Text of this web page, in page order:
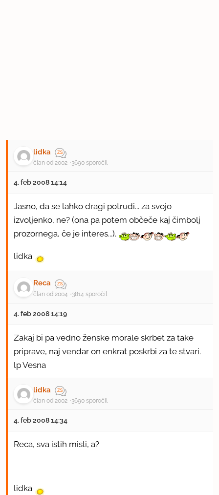
lidka
član od 2002 3690 sporočil
4. feb 2008 14:14
Jasno, da se lahko dragi potrudi... za svojo
izvoljenko, ne? (ona pa potem občeče kaj čimbolj
prozornega, če je interes...).
lidka
Reca
član od 2004 3814 sporočil
4. feb 2008 14:19
Zakaj bi pa vedno ženske morale skrbet za take
priprave, naj vendar on enkrat poskrbi za te stvari.
lp Vesna
lidka
član od 2002 3690 sporočil
4. feb 2008 14:34
Reca, sva istih misli, a?
lidka